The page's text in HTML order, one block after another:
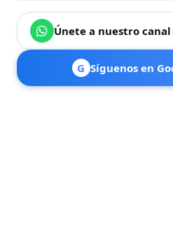
Únete a nuestro
G Síguenos en